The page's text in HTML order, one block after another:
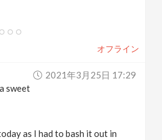
オフライン
2021年3月25日 17:29
sweet
as I had to bash it out in